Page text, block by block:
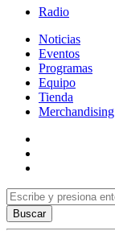
Radio
Noticias
Eventos
Programas
Equipo
Tienda
Merchandising